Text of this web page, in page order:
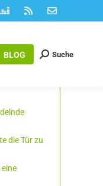
BLOG Suchen:
Suche
die Tür zu